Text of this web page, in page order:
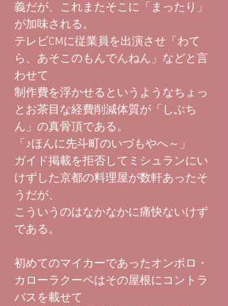
義だが、これまたそこに「まったり」
が加味される。
テレビCMに従業員を出演させ「わて
ら、あそこのもんでんねん」などと言
わせて
制作費を浮かせるというようなちょっ
とお茶目な経費削減体質が「しぶち
ん」の真骨頂である。
「♪ほんに先斗町のいづもやへ～」
ガイド掲載を拒否してミシュランにい
けずした京都の料理屋が数軒あったそ
うだが、
こういうのはなかなかに痛快ないけず
である。
初めてのマイカーであったオンボロ・
カローラクーペはその屋根にコントラ
バスを載せて